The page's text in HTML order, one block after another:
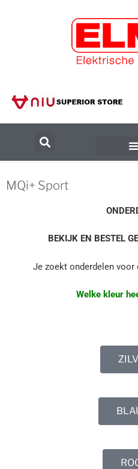
MQi+ Sport
BEKIJK EN BESTEL
Je zoekt onderdelen voor
Welke kleur